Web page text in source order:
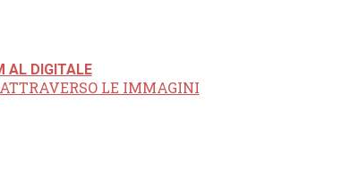
AL DIGITALE
LE IMMAGINI